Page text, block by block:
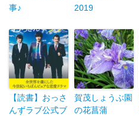
事♪
2019
【読書】おっさ
んずラブ公式ブ
賀茂しょうぶ園
の花菖蒲